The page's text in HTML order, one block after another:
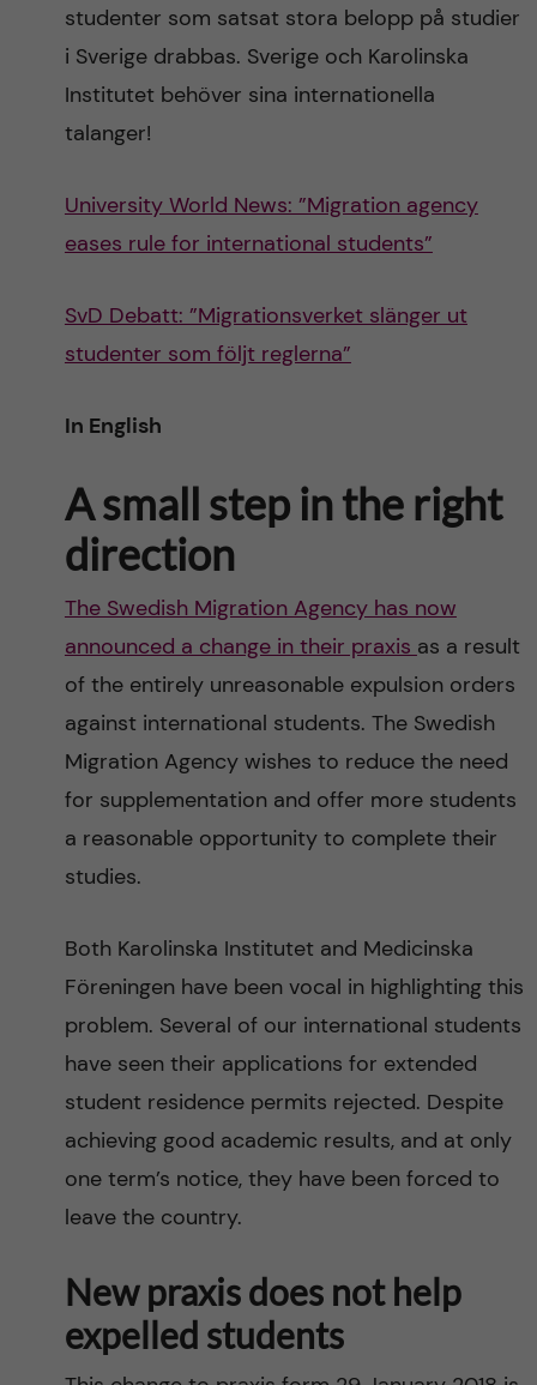
studenter som satsat stora belopp på studier
i Sverige drabbas. Sverige och Karolinska
Institutet behöver sina internationella
talanger!
University World News: ”Migration agency
eases rule for international students”
SvD Debatt: ”Migrationsverket slänger ut
studenter som följt reglerna”
In English
A small step in the right
direction
The Swedish Migration Agency has now
announced a change in their praxis as a result
of the entirely unreasonable expulsion orders
against international students. The Swedish
Migration Agency wishes to reduce the need
for supplementation and offer more students
a reasonable opportunity to complete their
studies.
Both Karolinska Institutet and Medicinska
Föreningen have been vocal in highlighting this
problem. Several of our international students
have seen their applications for extended
student residence permits rejected. Despite
achieving good academic results, and at only
one term’s notice, they have been forced to
leave the country.
New praxis does not help
expelled students